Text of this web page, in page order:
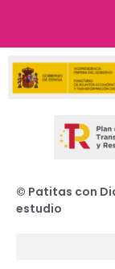
© Patitas con
estudio